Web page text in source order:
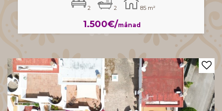
2 2 85 m²
1.500€/månad